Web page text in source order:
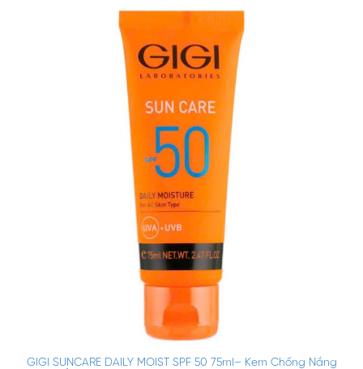
GIGI SUNCARE DAILY MOIST SPF 50 75ml– Kem Chống Nắng